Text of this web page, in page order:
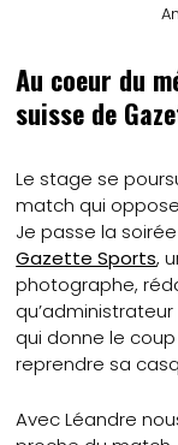
Au coeur du
suisse de
Le stage se
match qui oppose
Je passe la
Gazette Sports,
photographe,
qui donne le
reprendre sa
Avec Léandre